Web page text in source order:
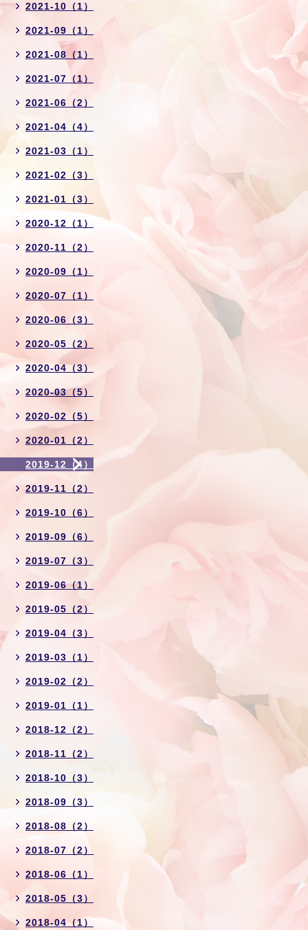
2021-10（1）
2021-09（1）
2021-08（1）
2021-07（1）
2021-06（2）
2021-04（4）
2021-03（1）
2021-02（3）
2021-01（3）
2020-12（1）
2020-11（2）
2020-09（1）
2020-07（1）
2020-06（3）
2020-05（2）
2020-04（3）
2020-03（5）
2020-02（5）
2020-01（2）
2019-12（4）
2019-11（2）
2019-10（6）
2019-09（6）
2019-07（3）
2019-06（1）
2019-05（2）
2019-04（3）
2019-03（1）
2019-02（2）
2019-01（1）
2018-12（2）
2018-11（2）
2018-10（3）
2018-09（3）
2018-08（2）
2018-07（2）
2018-06（1）
2018-05（3）
2018-04（1）